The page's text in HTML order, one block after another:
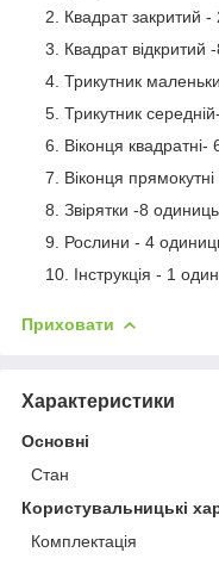
Квадрат закритий
Квадрат відкритий
Трикутник
Трикутник
Віконця квадратні-
Віконця
Звірятки -8 одиниць
Рослини - 4
Інструкція - 1
Приховати
Характеристики
Основні
Стан
Користувальницькі
Комплектація